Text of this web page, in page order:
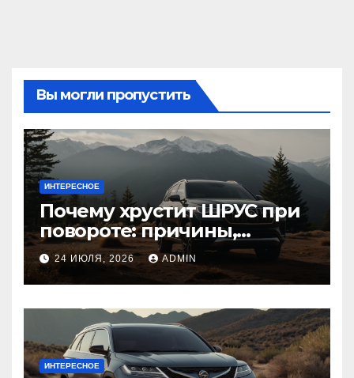
Вы могли пропустить
ИНТЕРЕСНОЕ
Почему хрустит ШРУС при
повороте: причины,
диагностика
24 ИЮЛЯ, 2026 ADMIN
ИНТЕРЕСНОЕ